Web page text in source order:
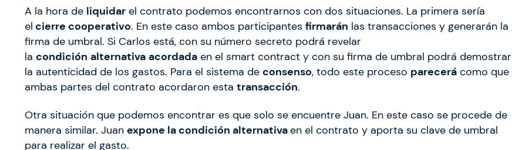
A la hora de liquidar el contrato podemos encontrarnos con dos situaciones. La primera sería
el cierre cooperativo. En este caso ambos participantes firmarán las transacciones y generarán la
firma de umbral. Si Carlos está, con su número secreto podrá revelar
la condición alternativa acordada en el smart contract y con su firma de umbral podrá demostrar
la autenticidad de los gastos. Para el sistema de consenso, todo este proceso parecerá como que
ambas partes del contrato acordaron esta transacción.
Otra situación que podemos encontrar es que solo se encuentre Juan. En este caso se procede de
manera similar. Juan expone la condición alternativaen el contrato y aporta su clave de umbral
para realizar el gasto.